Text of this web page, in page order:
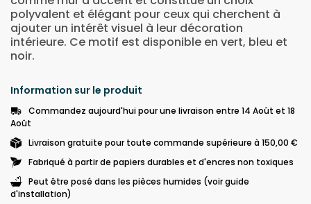
polyvalent et élégant pour ceux qui cherchent à
ajouter un intérêt visuel à leur décoration
intérieure. Ce motif est disponible en vert, bleu et
noir.
Information sur le produit
Commandez aujourd'hui pour une livraison entre 14 Août et 18
Août
Livraison gratuite pour toute commande supérieure à 150,00 €
Fabriqué à partir de papiers durables et d'encres non toxiques
Peut être posé dans les pièces humides (voir guide
d'installation)